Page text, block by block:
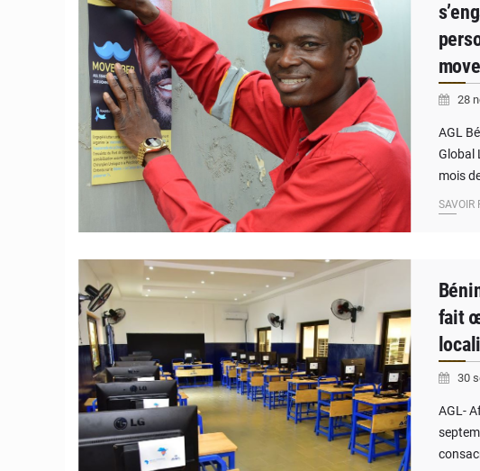
28
AGL
Global
mois
SAVOIR
fait
30
AGL-